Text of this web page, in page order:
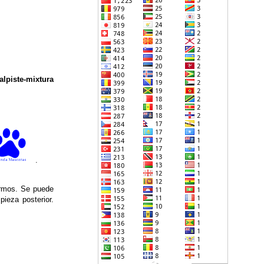
mixtura
Se puede
posterior.